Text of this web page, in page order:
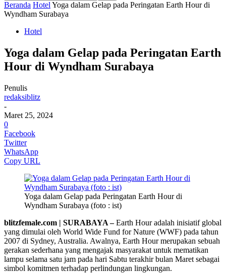
Beranda Hotel Yoga dalam Gelap pada Peringatan Earth Hour di
Wyndham Surabaya
Hotel
Yoga dalam Gelap pada Peringatan Earth
Hour di Wyndham Surabaya
Penulis
redaksiblitz
-
Maret 25, 2024
0
Facebook
Twitter
WhatsApp
Copy URL
Yoga dalam Gelap pada Peringatan Earth Hour di
Wyndham Surabaya (foto : ist)
blitzfemale.com | SURABAYA –Earth Hour adalah inisiatif global
yang dimulai oleh World Wide Fund for Nature (WWF) pada tahun
2007 di Sydney, Australia. Awalnya, Earth Hour merupakan sebuah
gerakan sederhana yang mengajak masyarakat untuk mematikan
lampu selama satu jam pada hari Sabtu terakhir bulan Maret sebagai
simbol komitmen terhadap perlindungan lingkungan.